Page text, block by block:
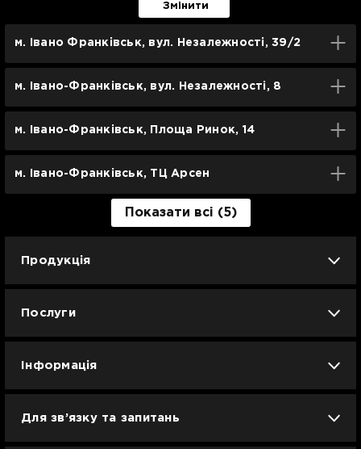
Змінити
м. Івано Франківськ, вул. Незалежності, 39/2
м. Івано-Франківськ, вул. Незалежності, 8
м. Івано-Франківськ, Площа Ринок, 14
м. Івано-Франківськ, ТЦ Арсен
Показати всі (5)
Продукція
Apple б/у
Смартфони Смарт-годинники
Послуги
Інформація
Для зв’язку та запитань